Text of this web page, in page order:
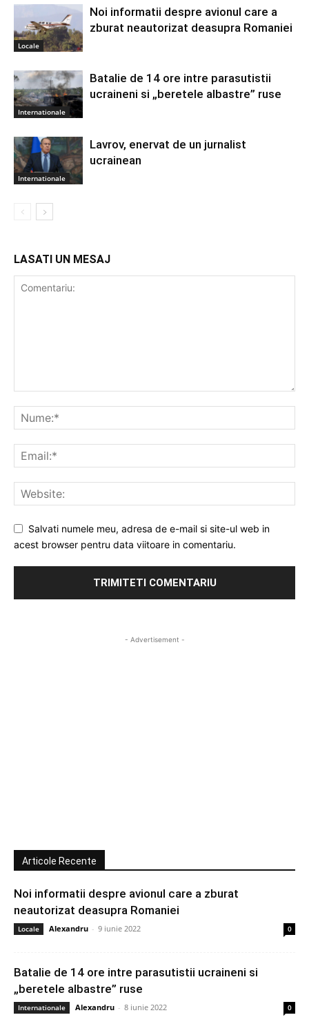
Locale
Noi informatii despre avionul care a
zburat neautorizat deasupra Romaniei
Internationale
Batalie de 14 ore intre parasutistii
ucraineni si „beretele albastre” ruse
Internationale
Lavrov, enervat de un jurnalist
ucrainean
LASATI UN MESAJ
Salvati numele meu, adresa de e-mail si site-ul web in
acest browser pentru data viitoare in comentariu.
- Advertisement -
Articole Recente
Noi informatii despre avionul care a zburat
neautorizat deasupra Romaniei
Locale Alexandru - 9 iunie 2022 0
Batalie de 14 ore intre parasutistii ucraineni si
„beretele albastre” ruse
Internationale Alexandru - 8 iunie 2022 0